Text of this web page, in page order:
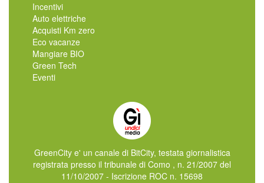
Incentivi
Auto elettriche
Acquisti Km zero
Eco vacanze
Mangiare BIO
Green Tech
Eventi
GreenCity e' un canale di BitCity, testata giornalistica
registrata presso il tribunale di Como , n. 21/2007 del
11/10/2007 - Iscrizione ROC n. 15698